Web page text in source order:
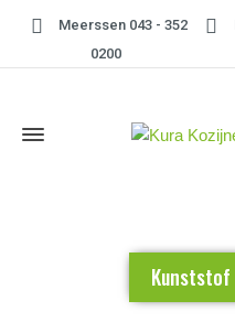
Meerssen 043 - 352
0200
Kunststof